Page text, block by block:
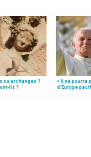
ou archanges ?
ils ?
« Il ne pourra
d’Europe